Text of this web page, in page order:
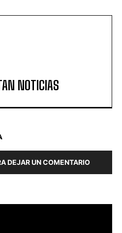
NOTICIAS
DEJAR UN COMENTARIO